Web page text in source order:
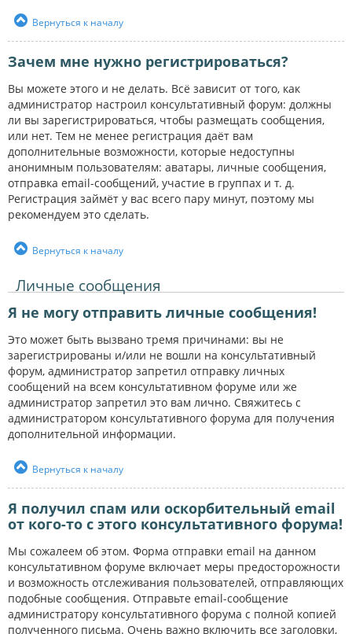
Вернуться к началу
Зачем мне нужно регистрироваться?
Вы можете этого и не делать. Всё зависит от того, как
администратор настроил консультативный форум: должны
ли вы зарегистрироваться, чтобы размещать сообщения,
или нет. Тем не менее регистрация даёт вам
дополнительные возможности, которые недоступны
анонимным пользователям: аватары, личные сообщения,
отправка email-сообщений, участие в группах и т. д.
Регистрация займёт у вас всего пару минут, поэтому мы
рекомендуем это сделать.
Вернуться к началу
Личные сообщения
Я не могу отправить личные сообщения!
Это может быть вызвано тремя причинами: вы не
зарегистрированы и/или не вошли на консультативный
форум, администратор запретил отправку личных
сообщений на всем консультативном форуме или же
администратор запретил это вам лично. Свяжитесь с
администратором консультативного форума для получения
дополнительной информации.
Вернуться к началу
Я получил спам или оскорбительный email
от кого-то с этого консультативного форума!
Мы сожалеем об этом. Форма отправки email на данном
консультативном форуме включает меры предосторожности
и возможность отслеживания пользователей, отправляющих
подобные сообщения. Отправьте email-сообщение
администратору консультативного форума с полной копией
полученного письма. Очень важно включить все заголовки,